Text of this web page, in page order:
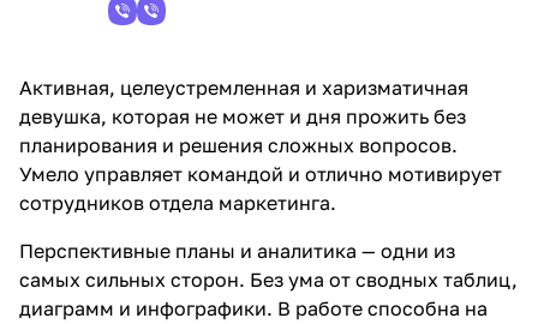
Активная, целеустремленная и харизматичная
девушка, которая не может и дня прожить без
планирования и решения сложных вопросов.
Умело управляет командой и отлично мотивирует
сотрудников отдела маркетинга.
Перспективные планы и аналитика — одни из
самых сильных сторон. Без ума от сводных таблиц,
диаграмм и инфографики. В работе способна на